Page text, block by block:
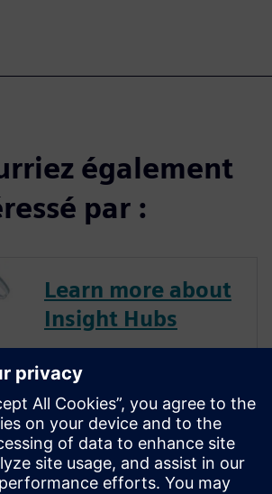
également
par :
Learn more about
Insight Hubs
industrial IoT as a service
solution. Using advanced
analytics and AI, Insight Hubs
powers IoT solutions from the
edge to the cloud with data
from connected products,